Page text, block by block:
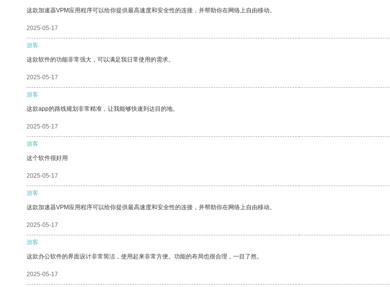
这款加速器VPM应用程序可以给你提供最高速度和安全性的连接，并帮助你在网络上自由移动。
2025-05-17
游客
这款软件的功能非常强大，可以满足我日常使用的需求。
2025-05-17
游客
这款app的路线规划非常精准，让我能够快速到达目的地。
2025-05-17
游客
这个软件很好用
2025-05-17
游客
这款加速器VPM应用程序可以给你提供最高速度和安全性的连接，并帮助你在网络上自由移动。
2025-05-17
游客
这款办公软件的界面设计非常简洁，使用起来非常方便。功能的布局也很合理，一目了然。
2025-05-17